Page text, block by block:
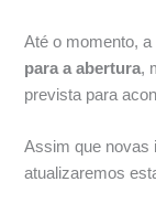
Até o momento,
para a abertura,
prevista para
Assim que novas
atualizaremos